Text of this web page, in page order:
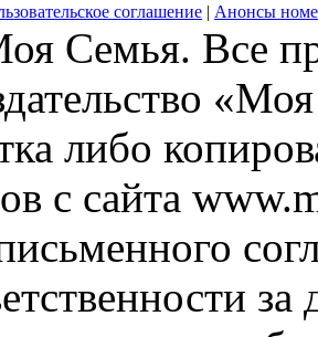
соглашение | Анонсы
Семья. Все
либо
с сайта